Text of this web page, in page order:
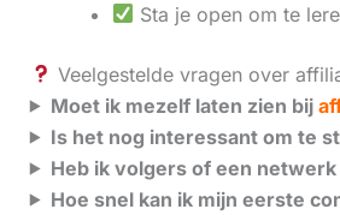
Sta je open om te
Veelgestelde vragen over
Moet ik mezelf laten zien bij
Is het nog interessant om te
Heb ik volgers of een netwerk
Hoe snel kan ik mijn eerste